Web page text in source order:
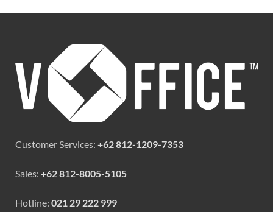
Customer Services: +62 812-1209-7353
Sales: +62 812-8005-5105
Hotline: 021 29 222 999